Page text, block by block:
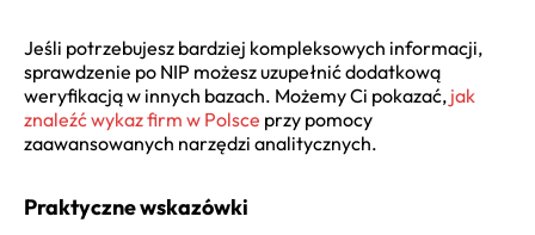
Jeśli potrzebujesz bardziej kompleksowych informacji,
sprawdzenie po NIP możesz uzupełnić dodatkową
weryfikacją w innych bazach. Możemy Ci pokazać, jak
znaleźć wykaz firm w Polsce przy pomocy
zaawansowanych narzędzi analitycznych.
Praktyczne wskazówki